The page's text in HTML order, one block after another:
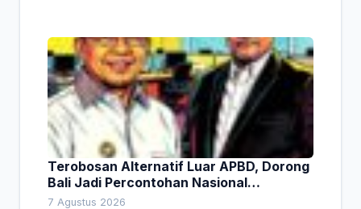
Terobosan Alternatif Luar APBD, Dorong
Bali Jadi Percontohan Nasional
Pembiayaan Daerah
7 Agustus 2026